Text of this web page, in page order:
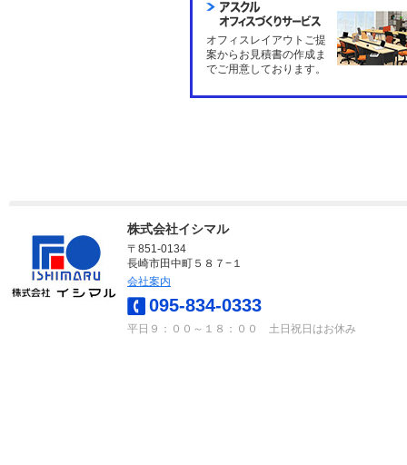
オフィスレイアウトご提
案からお見積書の作成ま
でご用意しております。
株式会社イシマル
〒851-0134
長崎市田中町５８７−１
会社案内
095-834-0333
平日９：００～１８：００ 土日祝日はお休み